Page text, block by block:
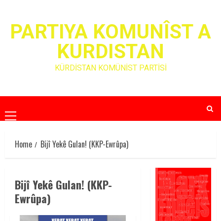
contentPARTIYA KOMUNÎST A
KURDISTAN
KÜRDİSTAN KOMÜNİST PARTİSİ
Primary
Menu
Home
Bijî Yekê Gulan! (KKP-Ewrûpa)
Bijî Yekê Gulan! (KKP-
Ewrûpa)